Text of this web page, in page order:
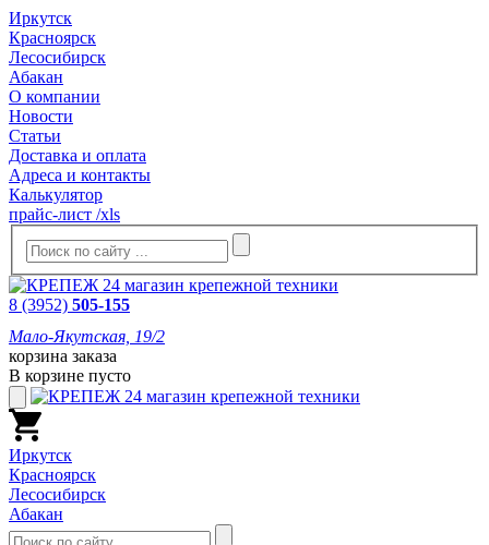
Иркутск
Красноярск
Лесосибирск
Абакан
О компании
Новости
Статьи
Доставка и оплата
Адреса и контакты
Калькулятор
прайс-лист /xls
8 (3952) 505-155
Мало-Якутская, 19/2
корзина заказа
В корзине пусто
Иркутск
Красноярск
Лесосибирск
Абакан